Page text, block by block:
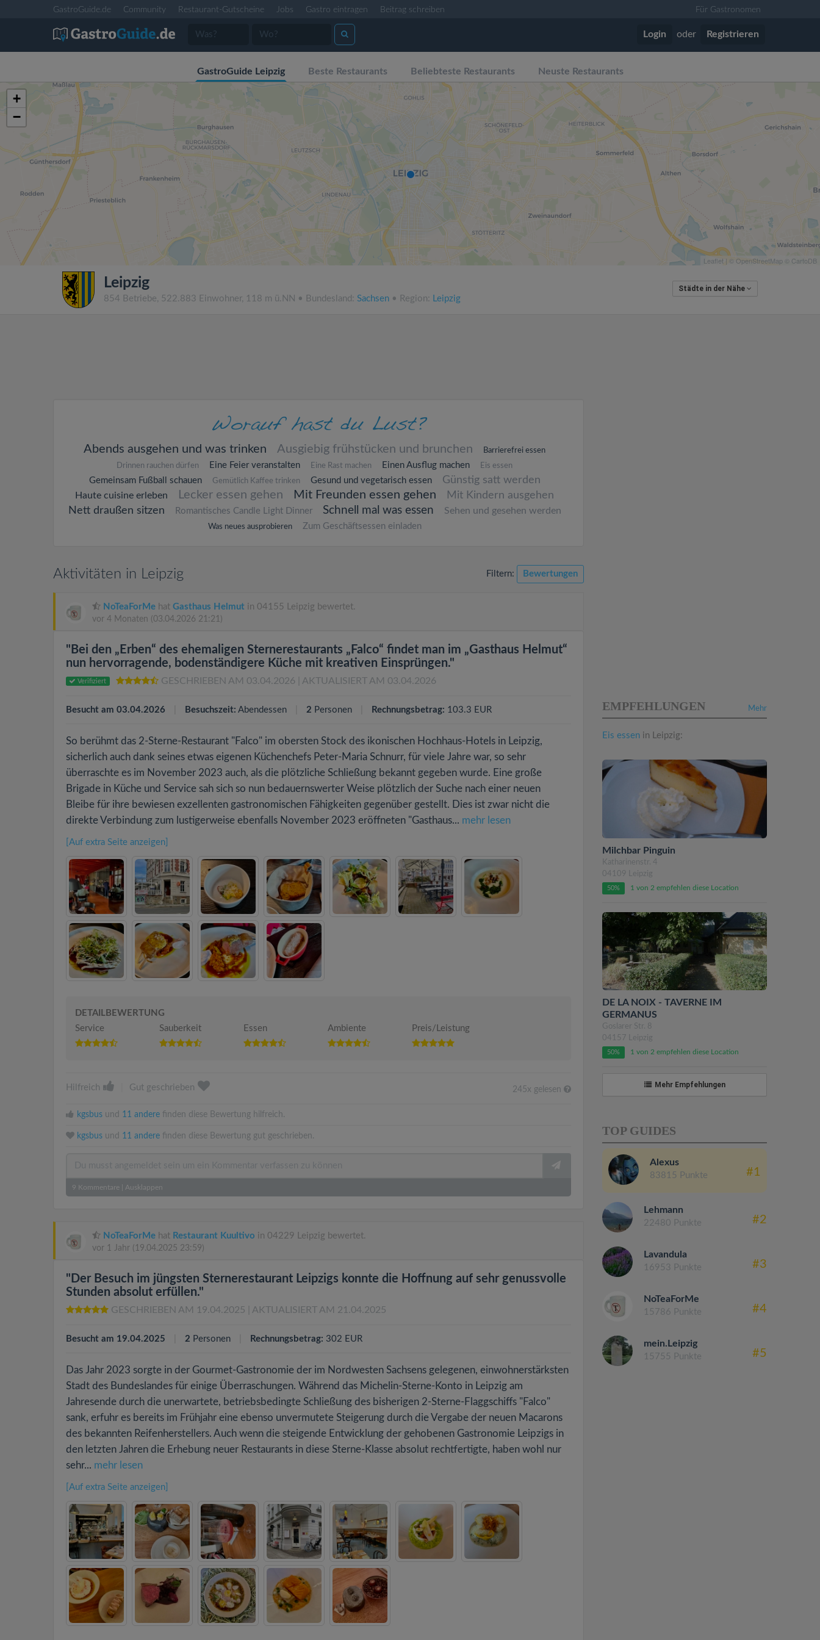
GastroGuide.de Community Restaurant-Gutscheine Jobs Gastro eintragen Beitrag schreiben Für Gastronomen
Login oder Registrieren
GastroGuide Leipzig Beste Restaurants Beliebteste Restaurants Neuste Restaurants
+
−
Leaflet | © OpenStreetMap © CartoDB
Leipzig
854 Betriebe, 522.883 Einwohner, 118 m ü.NN • Bundesland: Sachsen • Region: Leipzig
Städte in der Nähe
Abends ausgehen und was trinken Ausgiebig frühstücken und brunchen
Barrierefrei essen
Drinnen rauchen dürfen
Eine Feier veranstalten Eine Rast machen Einen Ausflug machen Eis essen
Gemeinsam Fußball schauen Gemütlich Kaffee trinken Gesund und vegetarisch essen Günstig satt werden
Haute cuisine erleben Lecker essen gehen Mit Freunden essen gehen
Mit Kindern ausgehen
Nett draußen sitzen
Romantisches Candle Light Dinner Schnell mal was essen Sehen und gesehen werden
Was neues ausprobieren Zum Geschäftsessen einladen
Aktivitäten in Leipzig Filtern: Bewertungen
NoTeaForMe hat Gasthaus Helmut in 04155 Leipzig bewertet.
vor 4 Monaten (03.04.2026 21:21)
"Bei den „Erben“ des ehemaligen Sternerestaurants „Falco“ findet man im „Gasthaus Helmut“
nun hervorragende, bodenständigere Küche mit kreativen Einsprüngen."
Verifiziert GESCHRIEBEN AM 03.04.2026 | AKTUALISIERT AM 03.04.2026
Besucht am 03.04.2026 Besuchszeit: Abendessen 2 Personen Rechnungsbetrag: 103.3 EUR
So berühmt das 2-Sterne-Restaurant "Falco" im obersten Stock des ikonischen Hochhaus-Hotels in Leipzig,
sicherlich auch dank seines etwas eigenen Küchenchefs Peter-Maria Schnurr, für viele Jahre war, so sehr
überraschte es im November 2023 auch, als die plötzliche Schließung bekannt gegeben wurde. Eine große
Brigade in Küche und Service sah sich so nun bedauernswerter Weise plötzlich der Suche nach einer neuen
Bleibe für ihre bewiesen exzellenten gastronomischen Fähigkeiten gegenüber gestellt. Dies ist zwar nicht die
direkte Verbindung zum lustigerweise ebenfalls November 2023 eröffneten "Gasthaus... mehr lesen
[Auf extra Seite anzeigen]
DETAILBEWERTUNG
Service
Sauberkeit Essen Ambiente Preis/Leistung
Hilfreich Gut geschrieben 245x gelesen
kgsbus und 11 andere finden diese Bewertung hilfreich.
kgsbus und 11 andere finden diese Bewertung gut geschrieben.
9 Kommentare Ausklappen
NoTeaForMe hat Restaurant Kuultivo in 04229 Leipzig bewertet.
vor 1 Jahr (19.04.2025 23:59)
"Der Besuch im jüngsten Sternerestaurant Leipzigs konnte die Hoffnung auf sehr genussvolle
Stunden absolut erfüllen."
GESCHRIEBEN AM 19.04.2025 | AKTUALISIERT AM 21.04.2025
Besucht am 19.04.2025 2 Personen Rechnungsbetrag: 302 EUR
Das Jahr 2023 sorgte in der Gourmet-Gastronomie der im Nordwesten Sachsens gelegenen, einwohnerstärksten
Stadt des Bundeslandes für einige Überraschungen. Während das Michelin-Sterne-Konto in Leipzig am
Jahresende durch die unerwartete, betriebsbedingte Schließung des bisherigen 2-Sterne-Flaggschiffs "Falco"
sank, erfuhr es bereits im Frühjahr eine ebenso unvermutete Steigerung durch die Vergabe der neuen Macarons
des bekannten Reifenherstellers. Auch wenn die steigende Entwicklung der gehobenen Gastronomie Leipzigs in
den letzten Jahren die Erhebung neuer Restaurants in diese Sterne-Klasse absolut rechtfertigte, haben wohl nur
sehr... mehr lesen
[Auf extra Seite anzeigen]
Mehr
EMPFEHLUNGEN
Eis essen in Leipzig:
Milchbar Pinguin
Katharinenstr. 4
04109 Leipzig
50% 1 von 2 empfehlen diese Location
DE LA NOIX - TAVERNE IM
GERMANUS
Goslarer Str. 8
04157 Leipzig
50% 1 von 2 empfehlen diese Location
Mehr Empfehlungen
TOP GUIDES
Alexus
83815 Punkte #1
Lehmann
22480 Punkte #2
Lavandula
16953 Punkte #3
NoTeaForMe
15786 Punkte #4
mein.Leipzig
15755 Punkte #5